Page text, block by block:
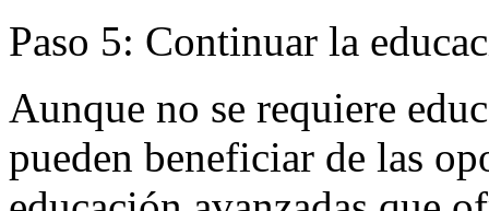
Paso 5: Continuar la
Aunque no se requiere
pueden beneficiar de las